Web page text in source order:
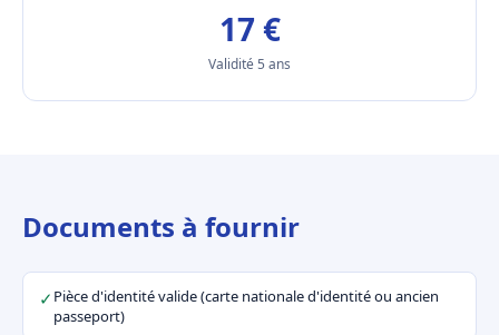
17 €
Validité 5 ans
Documents à fournir
✓ Pièce d'identité valide (carte nationale d'identité ou ancien
passeport)